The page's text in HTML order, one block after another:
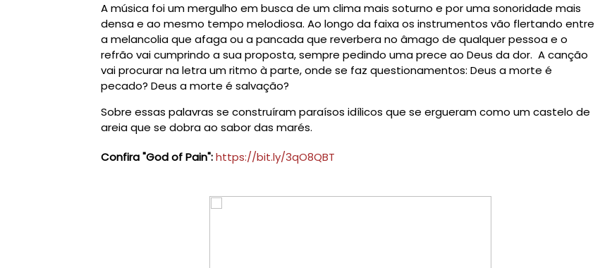
A música foi um mergulho em busca de um clima mais soturno e por uma sonoridade mais
densa e ao mesmo tempo melodiosa. Ao longo da faixa os instrumentos vão flertando entre
a melancolia que afaga ou a pancada que reverbera no âmago de qualquer pessoa e o
refrão vai cumprindo a sua proposta, sempre pedindo uma prece ao Deus da dor. A canção
vai procurar na letra um ritmo à parte, onde se faz questionamentos: Deus a morte é
pecado? Deus a morte é salvação?
Sobre essas palavras se construíram paraísos idílicos que se ergueram como um castelo de
areia que se dobra ao sabor das marés.
Confira "God of Pain":https://bit.ly/3qO8QBT